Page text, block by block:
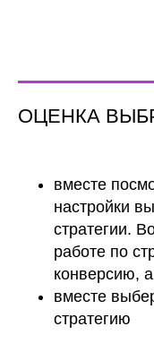
ОЦЕНКА
вместе
настройки
стратегии.
работе по
конверсию,
вместе
стратегию